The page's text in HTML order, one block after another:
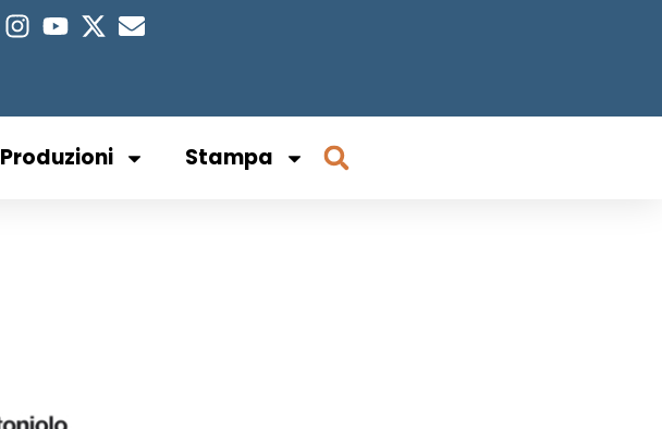
Produzioni Stampa